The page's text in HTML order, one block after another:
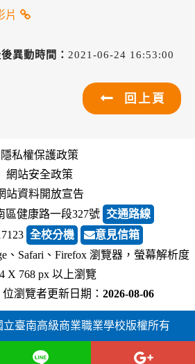
片
異動時間： 2021-06-24 16:53:00
回上頁
隱私權保護政策
網站安全政策
站資料開放宣告
區健康路一段327號 交通路線
全校分機
意見信箱
、Safari、Firefox 瀏覽器，螢幕解析度
X 768 px 以上瀏覽
位瀏覽者更新日期： 2026-08-06
立臺南高級商業職業學校版權所有